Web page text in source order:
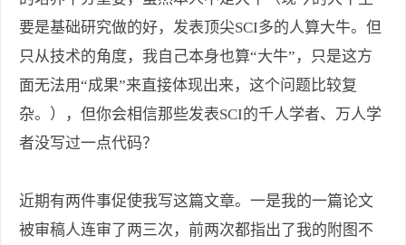
要是基础研究做的好，发表顶尖SCI多的人算大牛。但
只从技术的角度，我自己本身也算“大牛”，只是这方
面无法用“成果”来直接体现出来，这个问题比较复
杂。），但你会相信那些发表SCI的千人学者、万人学
者没写过一点代码？
近期有两件事促使我写这篇文章。一是我的一篇论文
被审稿人连审了两三次，前两次都指出了我的附图不